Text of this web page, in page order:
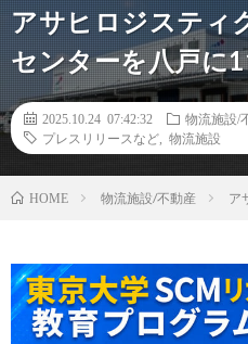
アサヒロジスティ
センターを八戸に
2025.10.24 07:42:32
物流施設/
プレスリリースなど
物流施設
HOME 物流施設/不動産 ア